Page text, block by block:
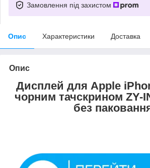
Замовлення під захистом
Опис Характеристики Доставка
Опис
Дисплей для Apple
чорним тачскрином ZY-
без